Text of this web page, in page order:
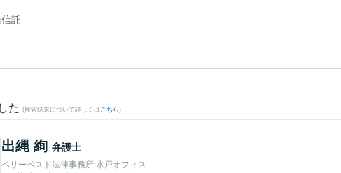
託
た (検索結果について詳しくは こちら)
出縄 絢 弁護士
ベリーベスト法律事務所 水戸オフィス